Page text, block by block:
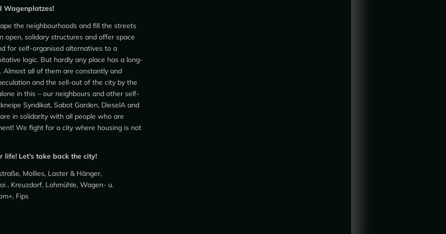
Wagenplatzes!
the neighbourhoods and fill the streets
open, solidary structures and offer space
for self-organised alternatives to a
logic. But hardly any place has a long-
all of them are constantly and
and the sell-out of the city by the
in this – our neighbours and other self-
Syndikat, Sabot Garden, DieselA and
in solidarity with all people who are
We fight for a city where housing is not
life! Let’s take back the city!
Mollies, Laster & Hänger,
, Kreuzdorf, Lohmühle, Wagen- u.
Fips